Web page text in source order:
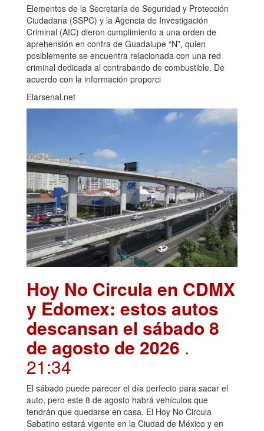
Elementos de la Secretaría de Seguridad y Protección
Ciudadana (SSPC) y la Agencia de Investigación
Criminal (AIC) dieron cumplimiento a una orden de
aprehensión en contra de Guadalupe “N”, quien
posiblemente se encuentra relacionada con una red
criminal dedicada al contrabando de combustible. De
acuerdo con la información proporci
Elarsenal.net
Hoy No Circula en CDMX
y Edomex: estos autos
descansan el sábado 8
de agosto de 2026 .
21:34
El sábado puede parecer el día perfecto para sacar el
auto, pero este 8 de agosto habrá vehículos que
tendrán que quedarse en casa. El Hoy No Circula
Sabatino estará vigente en la Ciudad de México y en